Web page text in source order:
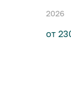
2026
от